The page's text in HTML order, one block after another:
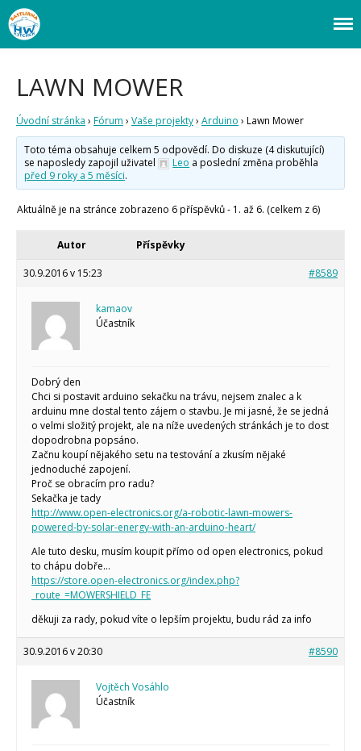
Fórum
Staré fórum
Články
Často kladené dotazy
O programování obecně
Vaše projekty
Makeblock
Micro:bit
Videa
Koupit
Webový magazín o bastlení a tvoření. Naučte se základy programování a
elektroniky zábavnou formou! Arduino a microbit projekty, návody,
LAWN MOWER
Úvodní stránka › Fórum › Vaše projekty› Arduino › Lawn Mower
Toto téma obsahuje celkem 5 odpovědí. Do diskuze (4 diskutující)
se naposledy zapojil uživatel
Leo a poslední změna proběhla
před 9 roky a 5 měsíci.
Aktuálně je na stránce zobrazeno 6 příspěvků - 1. až 6. (celkem z 6)
Autor Příspěvky
30.9.2016 v 15:23 #8589
kamaov
Účastník
Dobrý den
Chci si postavit arduino sekačku na trávu, nejsem znalec a k
arduinu mne dostal tento zájem o stavbu. Je mi jasné, že se jedná
o velmi složitý projekt, ale na níže uvedených stránkách je to dost
dopodrobna popsáno.
Začnu koupí nějakého setu na testování a zkusím nějaké
jednoduché zapojení.
Proč se obracím pro radu?
Sekačka je tady
http://www.open-electronics.org/a-robotic-lawn-mowers-
powered-by-solar-energy-with-an-arduino-heart/
Ale tuto desku, musím koupit přímo od open electronics, pokud
to chápu dobře…
https://store.open-electronics.org/index.php?
_route_=MOWERSHIELD_FE
děkuji za rady, pokud víte o lepším projektu, budu rád za info
30.9.2016 v 20:30 #8590
Vojtěch Vosáhlo
Účastník